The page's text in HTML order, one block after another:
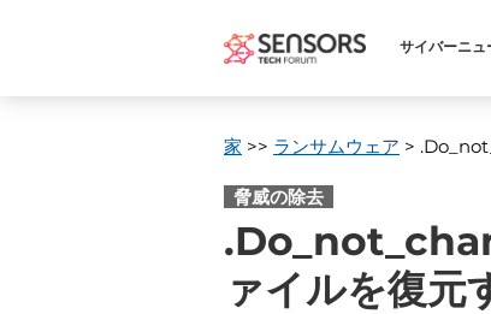
サイバーニュ
家 >> ランサムウェア >
脅威の除去
ァイルを復元